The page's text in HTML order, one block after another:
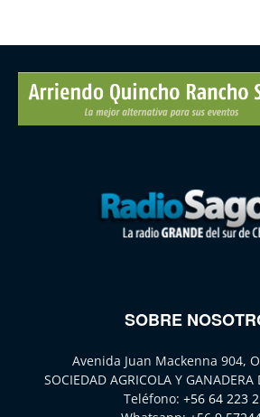
SOBRE
Avenida Juan Mackenna 904,
SOCIEDAD AGRICOLA Y
Teléfono: +56 64 223